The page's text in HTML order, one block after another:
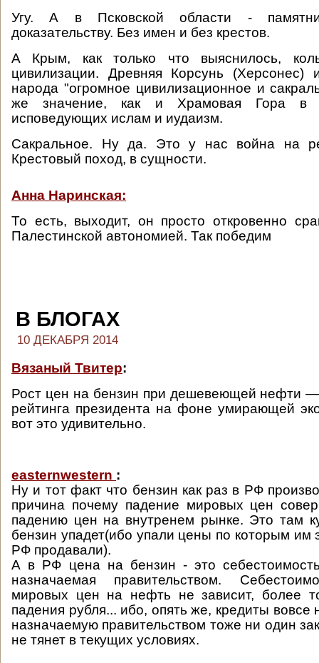
Угу. А в Псковской области -
доказательству. Без имен и без крестов.
А Крым, как только что выяснилось,
цивилизации. Древняя Корсунь (Херсонес)
народа "огромное цивилизационное и
же значение, как и Храмовая Гора в
исповедующих ислам и иудаизм.
Сакральное. Ну да. Это у нас война на
Крестовый поход, в сущности.
Анна Наринская:
То есть, выходит, он просто откровенно
Палестинской автономией. Так победим
В БЛОГАХ
10 ДЕКАБРЯ 2014
Вязаный Твитер:
Рост цен на бензин при дешевеющей нефти
рейтинга президента на фоне умирающей
вот это удивительно.
easternwestern :
Ну и тот факт что бензин как раз в РФ
причина почему падение мировых цен
падению цен на внутренем рынке. Это там
бензин упадет(ибо упали цены по которым им
РФ продавали).
А в РФ цена на бензин - это
назначаемая правительством.
мировых цен на нефть не зависит, более
падения рубля... ибо, опять же, кредиты вовсе
назначаемую правительством тоже ни один
не тянет в текущих условиях.